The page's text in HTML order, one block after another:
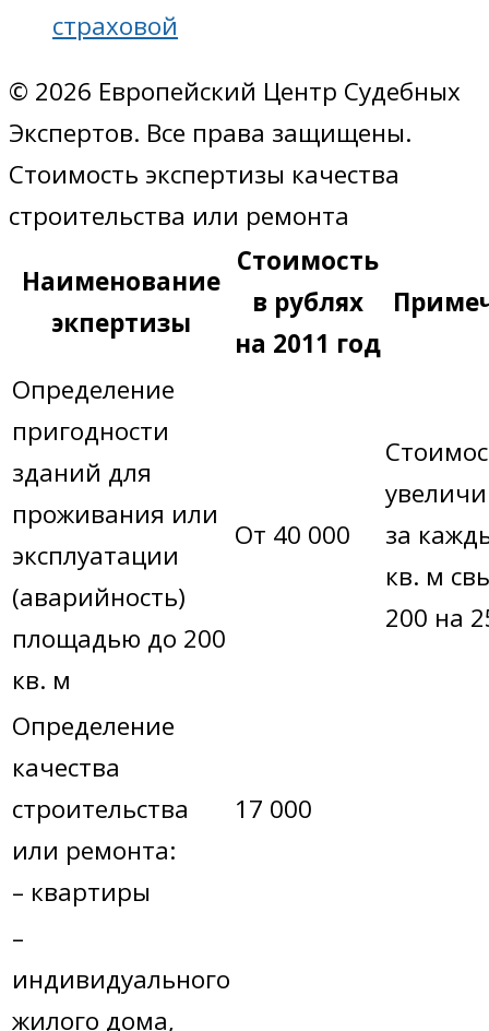
страховой
© 2026 Европейский Центр Судебных
Экспертов. Все права защищены.
Стоимость экспертизы качества
строительства или ремонта
Наименование
экпертизы
Стоимость
в рублях
на 2011 год
Определение
пригодности
зданий для
проживания или
эксплуатации
(аварийность)
площадью до 200
кв. м
От 40 000
за
кв. м
200 на
Определение
качества
строительства
или ремонта:
– квартиры
17 000
–
индивидуального
жилого дома,